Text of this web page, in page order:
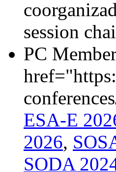
session
PC
ESA-E
2026,
SODA